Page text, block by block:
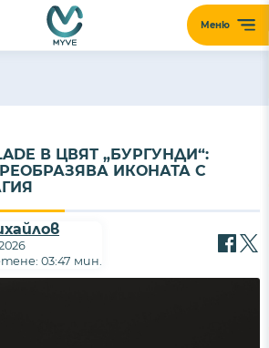
Меню
В ЦВЯТ „БУРГУНДИ“:
ПРЕОБРАЗЯВА ИКОНАТА С
03:47 мин.